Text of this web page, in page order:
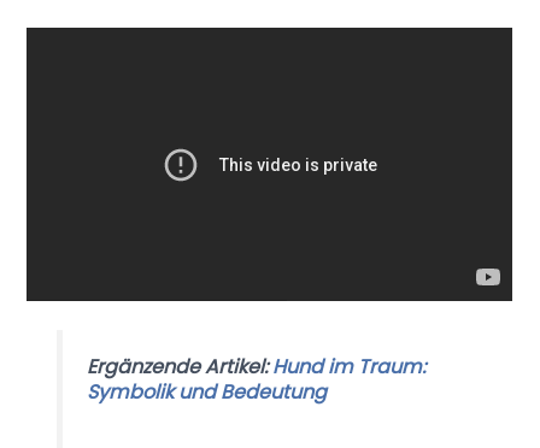
Ergänzende Artikel:Hund im Traum:
Symbolik und Bedeutung